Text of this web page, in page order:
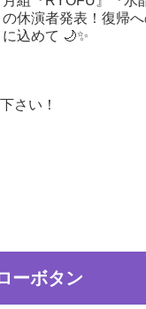
の休演者発表！復帰
に込めて 🌙✨
さい！
ーボタン